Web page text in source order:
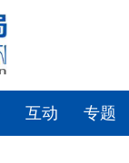
互动 专题